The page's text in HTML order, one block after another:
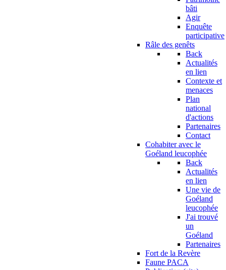
bâti
Agir
Enquête
participative
Râle des genêts
Back
Actualités
en lien
Contexte et
menaces
Plan
national
d'actions
Partenaires
Contact
Cohabiter avec le
Goéland leucophée
Back
Actualités
en lien
Une vie de
Goéland
leucophée
J'ai trouvé
un
Goéland
Partenaires
Fort de la Revère
Faune PACA